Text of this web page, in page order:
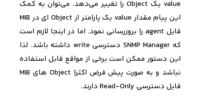
value یک Object را تغییر می‌دهد. می‌توان به کمک
این پیام مقدار value یک پارامتر از Object ای در MIB
فایل agent را بروزرسانی نمود. اما در اینجا لازم است
که SNMP Manager دسترسی write داشته باشد. لذا
این دستور ممکن است برخی از مواقع قابل استفاده
نباشد و به صورت پیش فرض اکثرا Object های MIB
فایل دسترسی Read-Only دارند.